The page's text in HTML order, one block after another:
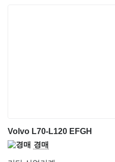
Volvo L70-L120 EFGH
경매